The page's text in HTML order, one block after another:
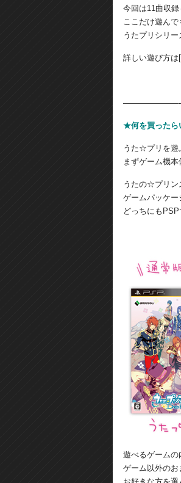
今回は11曲収録
ここだけ遊ん
うたプリシリー
詳しい遊び方は[
———————-
★何を買ったら
うた☆プリを遊
まずゲーム機本
うたの☆プリン
ゲームパッケー
どっちにも
遊べるゲームの
ゲーム以外のお